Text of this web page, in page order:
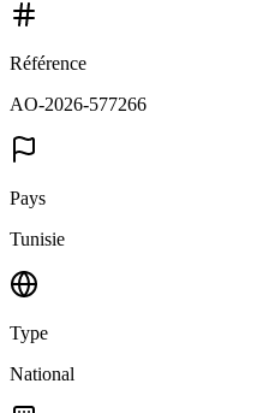
Référence
AO-2026-577266
Pays
Tunisie
Type
National